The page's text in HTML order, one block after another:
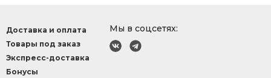
Мы в соцсетях:
Доставка и оплата
Товары под заказ
Экспресс-доставка
Бонусы